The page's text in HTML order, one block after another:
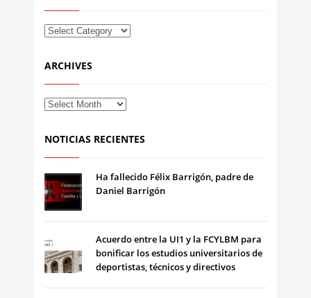
ARCHIVES
NOTICIAS RECIENTES
Ha fallecido Félix Barrigón, padre de
Daniel Barrigón
Acuerdo entre la UI1 y la FCYLBM para
bonificar los estudios universitarios de
deportistas, técnicos y directivos